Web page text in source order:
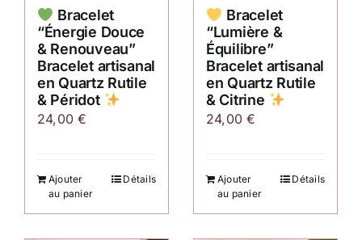
Bracelet
“Énergie Douce
& Renouveau”
Bracelet artisanal
en Quartz Rutile
& Péridot
24,00€
Ajouter
au panier
Détails
Bracelet
“Lumière &
Équilibre”
Bracelet artisanal
en Quartz Rutile
& Citrine
24,00€
Ajouter
au panier
Détails